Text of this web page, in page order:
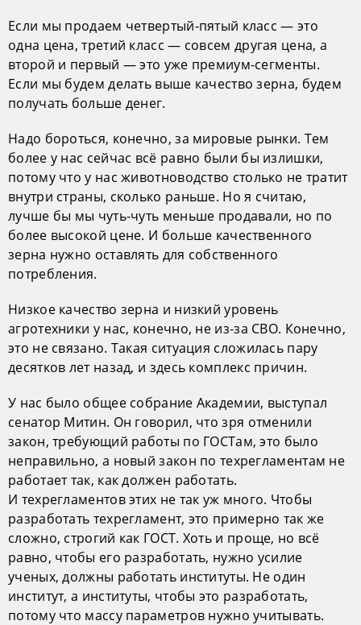
Если мы продаем четвертый-пятый класс — это
одна цена, третий класс — совсем другая цена, а
второй и первый — это уже премиум-сегменты.
Если мы будем делать выше качество зерна, будем
получать больше денег.
Надо бороться, конечно, за мировые рынки. Тем
более у нас сейчас всё равно были бы излишки,
потому что у нас животноводство столько не тратит
внутри страны, сколько раньше. Но я считаю,
лучше бы мы чуть-чуть меньше продавали, но по
более высокой цене. И больше качественного
зерна нужно оставлять для собственного
потребления.
Низкое качество зерна и низкий уровень
агротехники у нас, конечно, не из-за СВО. Конечно,
это не связано. Такая ситуация сложилась пару
десятков лет назад, и здесь комплекс причин.
У нас было общее собрание Академии, выступал
сенатор Митин. Он говорил, что зря отменили
закон, требующий работы по ГОСТам, это было
неправильно, а новый закон по техрегламентам не
работает так, как должен работать.
И техрегламентов этих не так уж много. Чтобы
разработать техрегламент, это примерно так же
сложно, строгий как ГОСТ. Хоть и проще, но всё
равно, чтобы его разработать, нужно усилие
ученых, должны работать институты. Не один
институт, а институты, чтобы это разработать,
потому что массу параметров нужно учитывать.